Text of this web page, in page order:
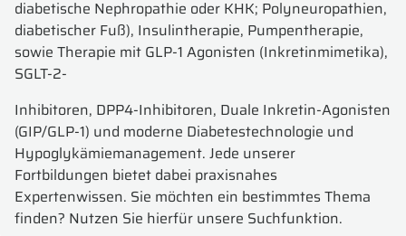
diabetische Nephropathie oder KHK; Polyneuropathien,
diabetischer Fuß), Insulintherapie, Pumpentherapie,
sowie Therapie mit GLP-1 Agonisten (Inkretinmimetika),
SGLT-2-
Inhibitoren, DPP4-Inhibitoren, Duale Inkretin-Agonisten
(GIP/GLP-1) und moderne Diabetestechnologie und
Hypoglykämiemanagement. Jede unserer
Fortbildungen bietet dabei praxisnahes
Expertenwissen. Sie möchten ein bestimmtes Thema
finden? Nutzen Sie hierfür unsere Suchfunktion.